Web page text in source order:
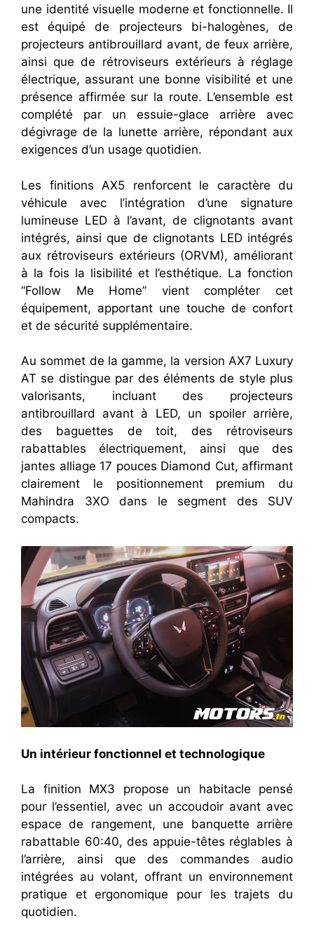
une identité visuelle moderne et fonctionnelle. Il
est équipé de projecteurs bi-halogènes, de
projecteurs antibrouillard avant, de feux arrière,
ainsi que de rétroviseurs extérieurs à réglage
électrique, assurant une bonne visibilité et une
présence affirmée sur la route. L’ensemble est
complété par un essuie-glace arrière avec
dégivrage de la lunette arrière, répondant aux
exigences d’un usage quotidien.
Les finitions AX5 renforcent le caractère du
véhicule avec l’intégration d’une signature
lumineuse LED à l’avant, de clignotants avant
intégrés, ainsi que de clignotants LED intégrés
aux rétroviseurs extérieurs (ORVM), améliorant
à la fois la lisibilité et l’esthétique. La fonction
“Follow Me Home” vient compléter cet
équipement, apportant une touche de confort
et de sécurité supplémentaire.
Au sommet de la gamme, la version AX7 Luxury
AT se distingue par des éléments de style plus
valorisants, incluant des projecteurs
antibrouillard avant à LED, un spoiler arrière,
des baguettes de toit, des rétroviseurs
rabattables électriquement, ainsi que des
jantes alliage 17 pouces Diamond Cut, affirmant
clairement le positionnement premium du
Mahindra 3XO dans le segment des SUV
compacts.
Un intérieur fonctionnel et technologique
La finition MX3 propose un habitacle pensé
pour l’essentiel, avec un accoudoir avant avec
espace de rangement, une banquette arrière
rabattable 60:40, des appuie-têtes réglables à
l’arrière, ainsi que des commandes audio
intégrées au volant, offrant un environnement
pratique et ergonomique pour les trajets du
quotidien.